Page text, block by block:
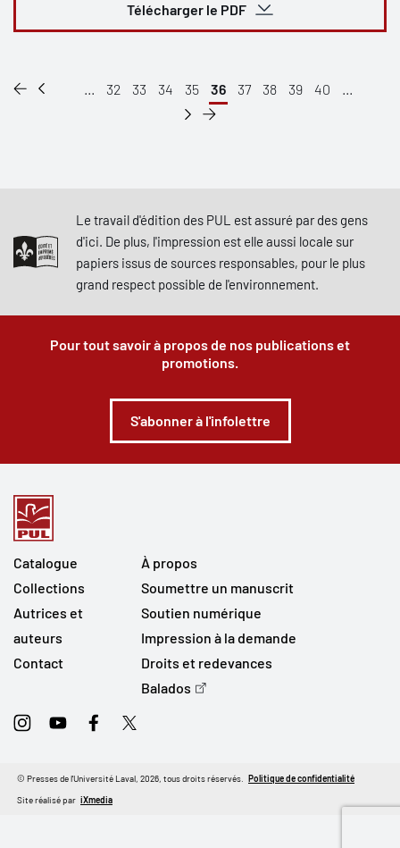
Télécharger le PDF
... 32 33 34 35 36 37 38 39 40 ...
Le travail d'édition des PUL est assuré par des gens
d'ici. De plus, l'impression est elle aussi locale sur
papiers issus de sources responsables, pour le plus
grand respect possible de l'environnement.
Pour tout savoir à propos de nos publications et
promotions.
S'abonner à l'infolettre
Catalogue
Collections
Autrices et
auteurs
Contact
À propos
Soumettre un manuscrit
Soutien numérique
Impression à la demande
Droits et redevances
Balados
InstagramYoutubeFacebookTwitter
Site réalisé par iXmedia
© Presses de l'Université Laval, 2026, tous droits réservés. Politique de confidentialité